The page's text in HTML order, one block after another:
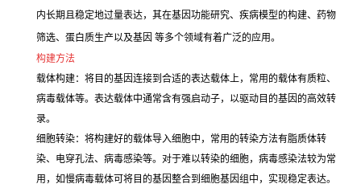
内长期且稳定地过量表达，其在基因功能研究、疾病模型的构建、药物
筛选、蛋白质生产以及基因 等多个领域有着广泛的应用。
构建方法
载体构建：将目的基因连接到合适的表达载体上，常用的载体有质粒、
病毒载体等。表达载体中通常含有强启动子，以驱动目的基因的高效转
录。
细胞转染：将构建好的载体导入细胞中，常用的转染方法有脂质体转
染、电穿孔法、病毒感染等。对于难以转染的细胞，病毒感染法较为常
用，如慢病毒载体可将目的基因整合到细胞基因组中，实现稳定表达。